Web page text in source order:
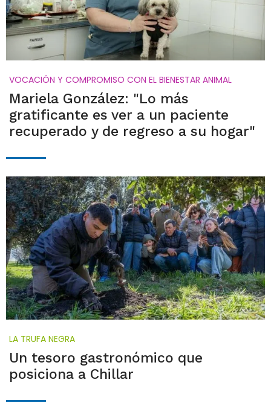
VOCACIÓN Y COMPROMISO CON EL BIENESTAR ANIMAL
Mariela González: "Lo más
gratificante es ver a un paciente
recuperado y de regreso a su hogar"
LA TRUFA NEGRA
Un tesoro gastronómico que
posiciona a Chillar